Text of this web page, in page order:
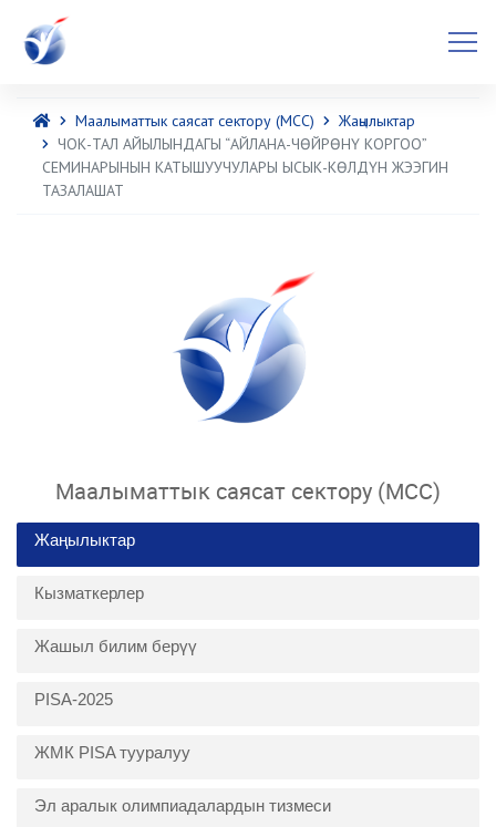
Маалыматтык саясат сектору (МСС)
Жаңылыктар
ЧОК-ТАЛ АЙЫЛЫНДАГЫ “АЙЛАНА-ЧӨЙРӨНҮ КОРГОО”
СЕМИНАРЫНЫН КАТЫШУУЧУЛАРЫ ЫСЫК-КӨЛДҮН ЖЭЭГИН
ТАЗАЛАШАТ
Маалыматтык саясат сектору (МСС)
Жаңылыктар
Кызматкерлер
Жашыл билим берүү
PISA-2025
ЖМК PISA тууралуу
Эл аралык олимпиадалардын тизмеси